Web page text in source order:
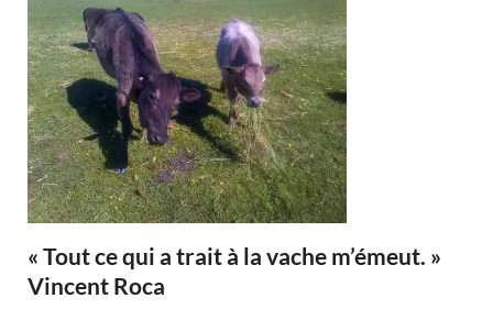
« Tout ce qui a trait à la vache m’émeut. »
Vincent Roca